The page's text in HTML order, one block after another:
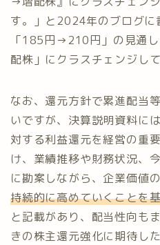
す。」と2024年のブログに
「185円→210円」の見通
配株」にクラスチェンジして
なお、還元方針で累進配当
いですが、決算説明資料に
対する利益還元を経営の重
け、業績推移や財務状況、
に勘案しながら、企業価値
持続的に高めていくことを
と記載があり、配当性向も
きの株主還元強化に期待した